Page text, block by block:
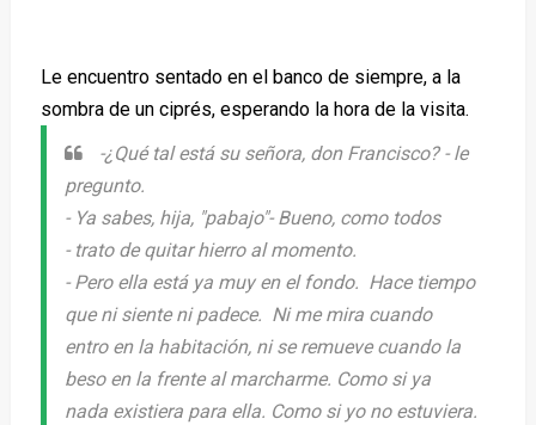
Le encuentro sentado en el banco de siempre, a la
sombra de un ciprés, esperando la hora de la visita.
-¿Qué tal está su señora, don Francisco? - le
pregunto.
- Ya sabes, hija, "pabajo"- Bueno, como todos
- trato de quitar hierro al momento.
- Pero ella está ya muy en el fondo. Hace tiempo
que ni siente ni padece. Ni me mira cuando
entro en la habitación, ni se remueve cuando la
beso en la frente al marcharme. Como si ya
nada existiera para ella. Como si yo no estuviera.